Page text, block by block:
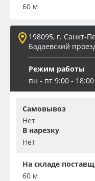
Вспененный ПВХ
Баннер
60 м
198095, г. Санкт-
Бадаевский
Режим работы
пн - пт 9:00 - 18:00
Самовывоз
Нет
В нарезку
Нет
На складе
60 м